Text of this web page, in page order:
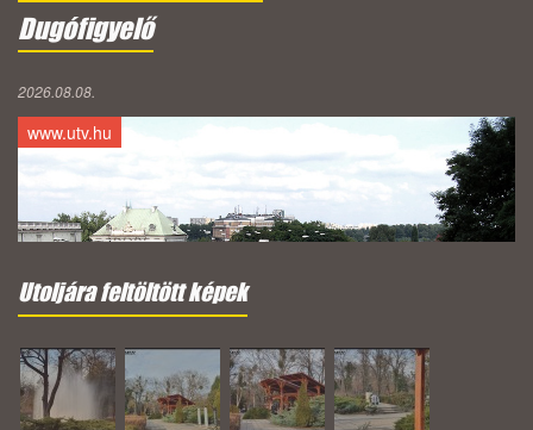
Dugófigyelő
2026.08.08.
www.utv.hu
Utoljára feltöltött képek